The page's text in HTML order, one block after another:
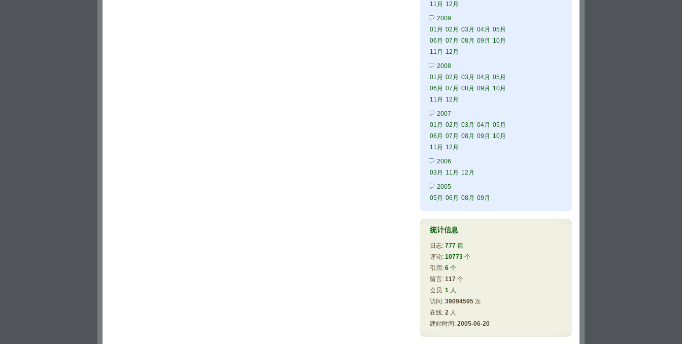
11月
12月
2009
01月 02月 03月 04月 05月
06月 07月 08月 09月
10月
11月
12月
2008
01月 02月 03月 04月 05月
06月 07月 08月 09月
10月
11月
12月
2007
01月 02月 03月 04月 05月
06月 07月 08月 09月
10月
11月
12月
2006
03月
11月
12月
2005
05月 06月 08月 09月
统计信息
日志: 777 篇
评论: 10773 个
引用: 6 个
留言: 117 个
会员: 1 人
访问: 39094595 次
在线: 2 人
建站时间: 2005-06-20